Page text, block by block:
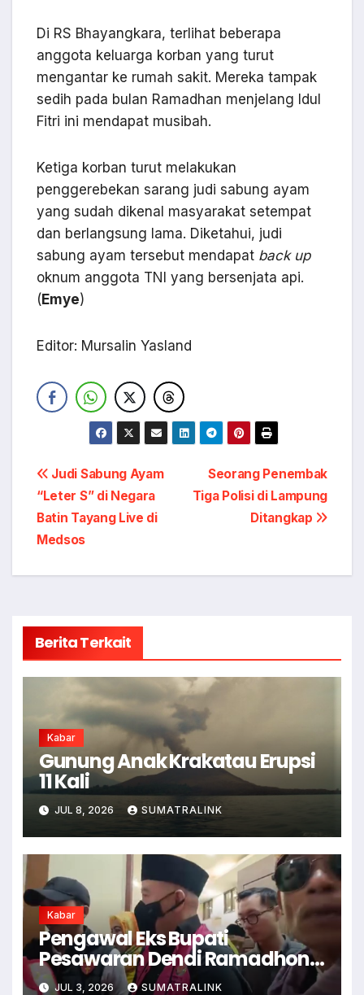
Di RS Bhayangkara, terlihat beberapa
anggota keluarga korban yang turut
mengantar ke rumah sakit. Mereka tampak
sedih pada bulan Ramadhan menjelang Idul
Fitri ini mendapat musibah.
Ketiga korban turut melakukan
penggerebekan sarang judi sabung ayam
yang sudah dikenal masyarakat setempat
dan berlangsung lama. Diketahui, judi
sabung ayam tersebut mendapat back up
oknum anggota TNI yang bersenjata api.
(Emye)
Editor: Mursalin Yasland
Navigasi
pos
Seorang Penembak
Tiga Polisi di Lampung
Ditangkap
Judi Sabung Ayam
“Leter S” di Negara
Batin Tayang Live di
Medsos
Berita Terkait
Kabar
Gunung Anak Krakatau Erupsi
11 Kali
JUL 8, 2026 SUMATRALINK
Kabar
Pengawal Eks Bupati
Pesawaran Dendi Ramadhona
Pukul Kamera Wartawan
JUL 3, 2026 SUMATRALINK